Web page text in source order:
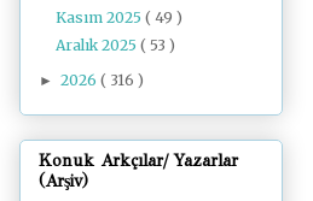
Kasım 2025( 49 )
Aralık 2025( 53 )
► 2026 ( 316 )
Konuk Arkçılar/ Yazarlar
(Arşiv)